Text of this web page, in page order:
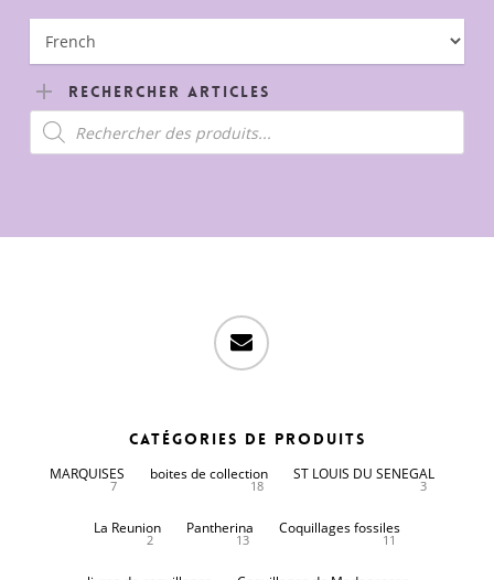
Rechercher Articles
Recherche
de
produits
email
Catégories de produits
MARQUISES
7
boites de collection
18
ST LOUIS DU SENEGAL
3
La Reunion
2
Pantherina
13
Coquillages fossiles
11